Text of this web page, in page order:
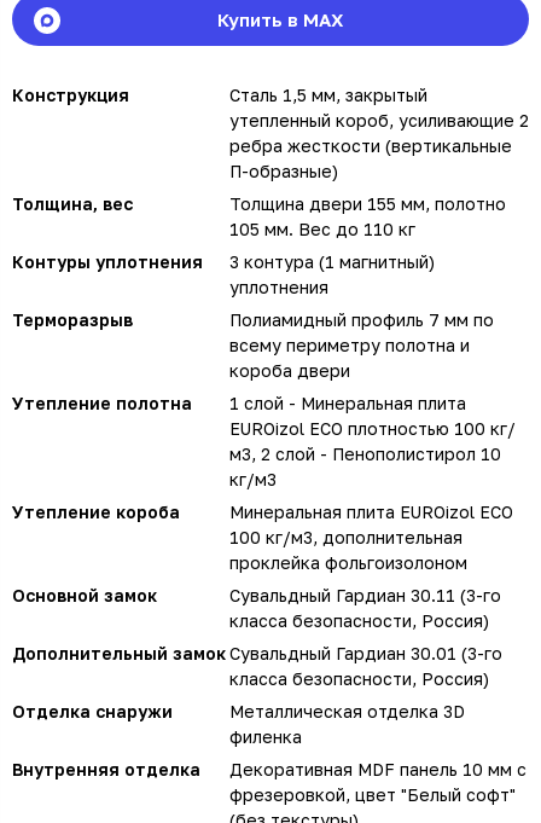
Купить в MAX
Конструкция
Сталь 1,5 мм, закрытый
утепленный короб, усиливающие 2
ребра жесткости (вертикальные
П-образные)
Толщина, вес
Толщина двери 155 мм, полотно
105 мм. Вес до 110 кг
Контуры уплотнения
3 контура (1 магнитный)
уплотнения
Терморазрыв
Полиамидный профиль 7 мм по
всему периметру полотна и
короба двери
Утепление полотна
1 слой - Минеральная плита
EUROizol ECO плотностью 100 кг/
м3, 2 слой - Пенополистирол 10
кг/м3
Утепление короба
Минеральная плита EUROizol ECO
100 кг/м3, дополнительная
проклейка фольгоизолоном
Основной замок
Сувальдный Гардиан 30.11 (3-го
класса безопасности, Россия)
Дополнительный замокСувальдный Гардиан 30.01 (3-го
класса безопасности, Россия)
Отделка снаружи
Металлическая отделка 3D
филенка
Внутренняя отделка
Декоративная MDF панель 10 мм с
фрезеровкой, цвет "Белый софт"